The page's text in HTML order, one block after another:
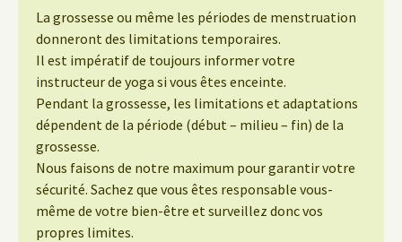
La grossesse ou même les périodes de menstruation
donneront des limitations temporaires.
Il est impératif de toujours informer votre
instructeur de yoga si vous êtes enceinte.
Pendant la grossesse, les limitations et adaptations
dépendent de la période (début – milieu – fin) de la
grossesse.
Nous faisons de notre maximum pour garantir votre
sécurité. Sachez que vous êtes responsable vous-
même de votre bien-être et surveillez donc vos
propres limites.